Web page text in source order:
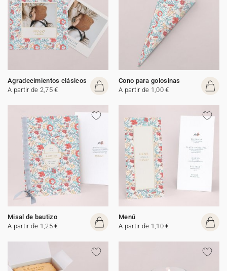
Agradecimientos clásicos
A partir de 2,75 €
Cono para golosinas
A partir de 1,00 €
Misal de bautizo
A partir de 1,25 €
Menú
A partir de 1,10 €